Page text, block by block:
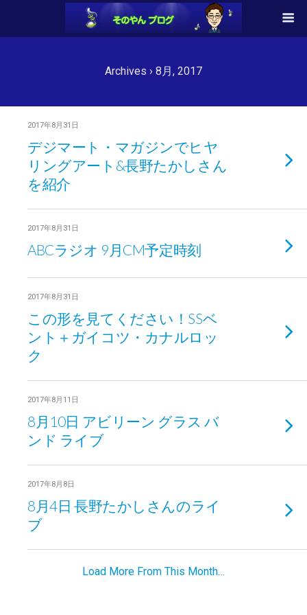
Archives › 8月, 2017
2017年8月31日
デジマート・マガジンでヒヤ
リングアート&長野たかしさん
を紹介
2017年8月31日
ABCラジオ 9月CM予定時刻
2017年8月31日
この形を見てください！SSベ
ント＋ガイコツ・カナルロッ
ク
2017年8月11日
8月10日 アビリーン グラス バ
ンド ライブ
2017年8月8日
8月4日 長野たかしさんのライ
ブ
Load More From This Month…